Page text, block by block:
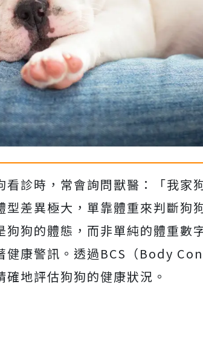
看診時，常會詢問獸醫：「我家
型差異極大，單靠體重來判斷狗
狗狗的體態，而非單純的體重數
健康警訊。透過BCS（Body
地評估狗狗的健康狀況。